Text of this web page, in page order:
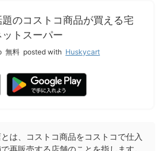
題のコストコ商品が買える宅
ットスーパー
無料 posted with Huskycart
は、コストコ商品をコストコで仕入
再販売する店舗のことを指します。